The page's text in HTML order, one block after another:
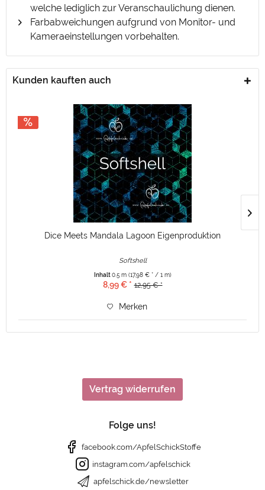
welche lediglich zur Veranschaulichung dienen.
Farbabweichungen aufgrund von Monitor- und
Kameraeinstellungen vorbehalten.
Kunden kauften auch
Dice Meets Mandala Lagoon Eigenproduktion
Softshell
Inhalt0.5 m (17,98 € * / 1 m)
8,99 € * 12,95 € *
Merken
Vertrag widerrufen
Folge uns!
facebook.com/ApfelSchickStoffe
instagram.com/apfelschick
apfelschick.de/newsletter